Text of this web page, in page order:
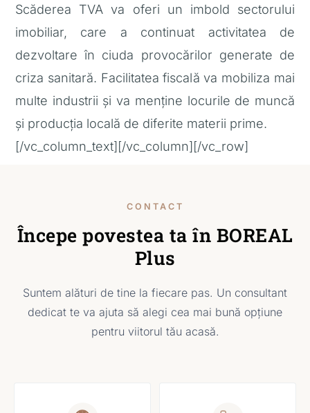
Scăderea TVA va oferi un imbold sectorului
imobiliar, care a continuat activitatea de
dezvoltare în ciuda provocărilor generate de
criza sanitară. Facilitatea fiscală va mobiliza mai
multe industrii și va menține locurile de muncă
și producția locală de diferite materii prime.
[/vc_column_text][/vc_column][/vc_row]
CONTACT
Începe povestea ta în BOREAL
Plus
Suntem alături de tine la fiecare pas. Un consultant
dedicat te va ajuta să alegi cea mai bună opțiune
pentru viitorul tău acasă.